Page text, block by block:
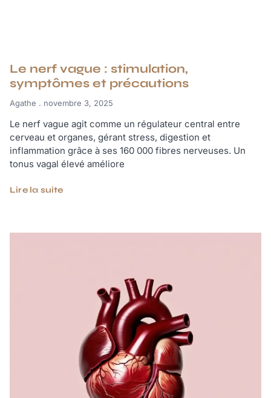
Le nerf vague : stimulation,
symptômes et précautions
Agathe novembre 3, 2025
Le nerf vague agit comme un régulateur central entre
cerveau et organes, gérant stress, digestion et
inflammation grâce à ses 160 000 fibres nerveuses. Un
tonus vagal élevé améliore
Lire la suite